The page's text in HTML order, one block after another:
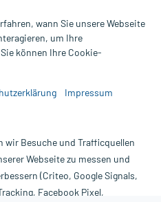
zzgl. Versandkosten
werden ausschließlich für
durch einen Arzt. Bitte
| Diese Webseite benutzt
dazu die wichtigen Hinweise in
den Widerruf einer Bestellung
wann Sie unsere Webseite
um Ihre
können Ihre Cookie-
Impressum
wir Besuche und Trafficquellen
Webseite zu messen und
(Criteo, Google Signals,
Facebook Pixel,